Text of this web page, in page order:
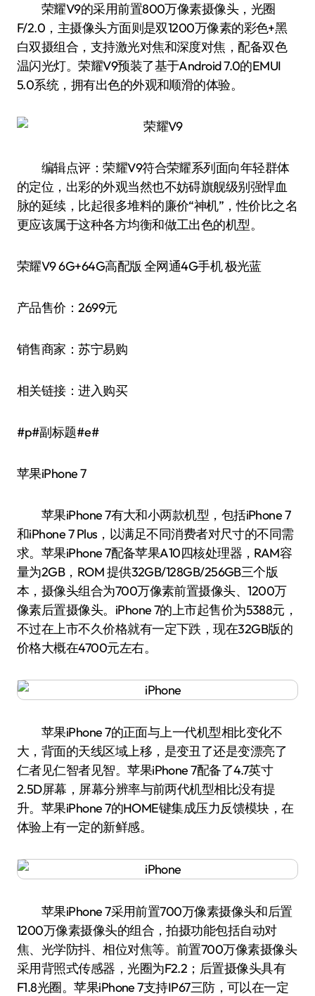
荣耀V9的采用前置800万像素摄像头，光圈
F/2.0，主摄像头方面则是双1200万像素的彩色+黑
白双摄组合，支持激光对焦和深度对焦，配备双色
温闪光灯。荣耀V9预装了基于Android 7.0的EMUI
5.0系统，拥有出色的外观和顺滑的体验。
编辑点评：荣耀V9符合荣耀系列面向年轻群体
的定位，出彩的外观当然也不妨碍旗舰级别强悍血
脉的延续，比起很多堆料的廉价“神机”，性价比之名
更应该属于这种各方均衡和做工出色的机型。
荣耀V9 6G+64G高配版 全网通4G手机 极光蓝
产品售价：2699元
销售商家：苏宁易购
相关链接：进入购买
#p#副标题#e#
苹果iPhone 7
苹果iPhone 7有大和小两款机型，包括iPhone 7
和iPhone 7 Plus，以满足不同消费者对尺寸的不同需
求。苹果iPhone 7配备苹果A10四核处理器，RAM容
量为2GB，ROM 提供32GB/128GB/256GB三个版
本，摄像头组合为700万像素前置摄像头、1200万
像素后置摄像头。iPhone 7的上市起售价为5388元，
不过在上市不久价格就有一定下跌，现在32GB版的
价格大概在4700元左右。
苹果iPhone 7的正面与上一代机型相比变化不
大，背面的天线区域上移，是变丑了还是变漂亮了
仁者见仁智者见智。苹果iPhone 7配备了4.7英寸
2.5D屏幕，屏幕分辨率与前两代机型相比没有提
升。苹果iPhone 7的HOME键集成压力反馈模块，在
体验上有一定的新鲜感。
苹果iPhone 7采用前置700万像素摄像头和后置
1200万像素摄像头的组合，拍摄功能包括自动对
焦、光学防抖、相位对焦等。前置700万像素摄像头
采用背照式传感器，光圈为F2.2；后置摄像头具有
F1.8光圈。苹果iPhone 7支持IP67三防，可以在一定